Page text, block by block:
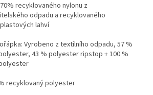
recyklovaného nylonu z
odpadu a recyklovaného
lahví
Vyrobeno z textilního odpadu, 57 %
43 % polyester ripstop + 100 %
recyklovaný polyester